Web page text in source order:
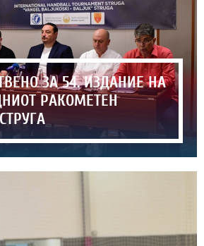
ЗА 54. ИЗДАНИЕ НА
РАКОМЕТЕН